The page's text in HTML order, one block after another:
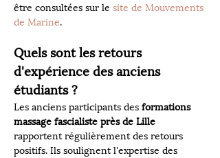
être consultées sur le site de Mouvements
de Marine.
Quels sont les retours
d'expérience des anciens
étudiants ?
Les anciens participants des formations
massage fascialiste près de Lille
rapportent régulièrement des retours
positifs. Ils soulignent l'expertise des